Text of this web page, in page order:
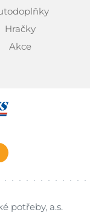
Hračky
Akce
potřeby, a.s.